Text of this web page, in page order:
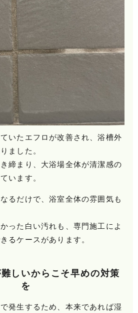
いたエフロが改善され、浴槽外
ました。
締まり、大浴場全体が清潔感の
います。
るだけで、浴室全体の雰囲気も
った白い汚れも、専門施工によ
るケースがあります。
を
発生するため、本来であれば湿